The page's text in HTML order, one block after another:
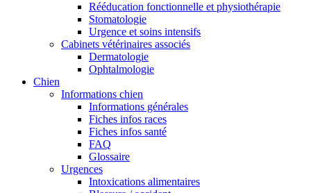
Rééducation fonctionnelle et physiothérapie
Stomatologie
Urgence et soins intensifs
Cabinets vétérinaires associés
Dermatologie
Ophtalmologie
Chien
Informations chien
Informations générales
Fiches infos races
Fiches infos santé
FAQ
Glossaire
Urgences
Intoxications alimentaires